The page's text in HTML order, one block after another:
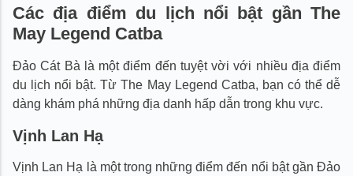
Các địa điểm du lịch nổi bật gần The
May Legend Catba
Đảo Cát Bà là một điểm đến tuyệt vời với nhiều địa điểm
du lịch nổi bật. Từ The May Legend Catba, bạn có thể dễ
dàng khám phá những địa danh hấp dẫn trong khu vực.
Vịnh Lan Hạ
Vịnh Lan Hạ là một trong những điểm đến nổi bật gần Đảo